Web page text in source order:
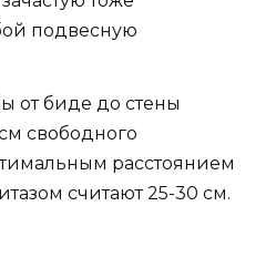
подвесную
от биде до стены
свободного
расстоянием
считают 25-30 см.